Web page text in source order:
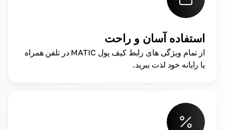
استفاده آسان و راحت
از تمام ویژگی های رابط کیف پول MATIC در تلفن همراه
یا رایانه خود لذت ببرید.